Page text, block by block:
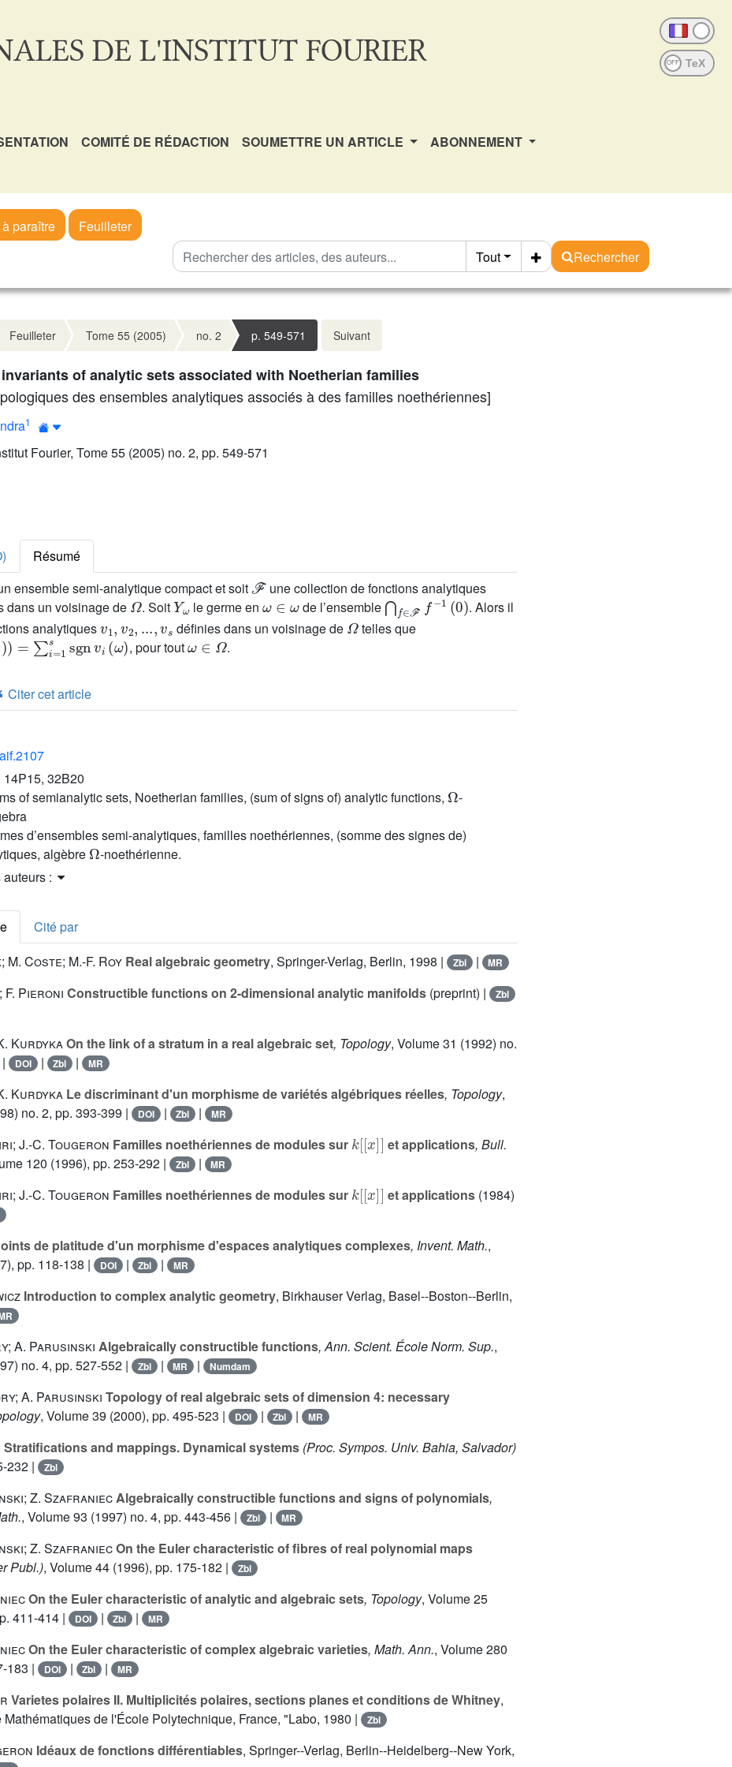
DE L'INSTITUT FOURIER OFF
COMITÉ DE RÉDACTION SOUMETTRE UN ARTICLE ABONNEMENT
paraître
Feuilleter
Tout
Rechercher
Feuilleter Tome 55 (2005) no. 2 p. 549-571 Suivant
of analytic sets associated with Noetherian families
des ensembles analytiques associés à des familles noethériennes]
1
Fourier, Tome 55 (2005) no. 2, pp. 549-571
Résumé
ensemble semi-analytique compact et soit
ℱ
une collection de fonctions analytiques
dans un voisinage de
Ω
. Soit
Yω
le germe en
ω∈ω
de l’ensemble
⋂f∈ℱf-1(0)
. Alors il
analytiques
v1,v 2,...,vs
définies dans un voisinage de
Ω
telles que
))=∑i=1ssgnvi(ω)
, pour tout
ω∈Ω
.
Citer cet article
14P15, 32B20
of semianalytic sets, Noetherian families, (sum of signs of) analytic functions,
-
d’ensembles semi-analytiques, familles noethériennes, (somme des signes de)
algèbre
Ω
-noethérienne.
:
Cité par
M. Coste; M.-F. Roy Real algebraic geometry, Springer-Verlag, Berlin, 1998 | Zbl | MR
F. Pieroni Constructible functions on 2-dimensional analytic manifolds (preprint) | Zbl
KurdykaOn the link of a stratum in a real algebraic set, Topology, Volume 31 (1992) no.
DOI | Zbl | MR
Kurdyka Le discriminant d'un morphisme de variétés algébriques réelles, Topology,
no. 2, pp. 393-399 | DOI | Zbl | MR
J.-C. Tougeron Familles noethériennes de modules sur
[[ x]
et applications, Bull.
120 (1996), pp. 253-292 | Zbl | MR
J.-C. Tougeron Familles noethériennes de modules sur
[[ x]
et applications(1984)
de platitude d'un morphisme d'espaces analytiques complexes, Invent. Math.,
pp. 118-138 | DOI | Zbl | MR
Introduction to complex analytic geometry, Birkhauser Verlag, Basel--Boston--Berlin,
A. Parusinski Algebraically constructible functions, Ann. Scient. École Norm. Sup.,
no. 4, pp. 527-552 | Zbl | MR | Numdam
A. Parusinski Topology of real algebraic sets of dimension 4: necessary
, Volume 39 (2000), pp. 495-523 | DOI | Zbl | MR
Stratifications and mappings. Dynamical systems (Proc. Sympos. Univ. Bahia, Salvador)
232 |
Zbl
Z. SzafraniecAlgebraically constructible functions and signs of polynomials,
, Volume 93 (1997) no. 4, pp. 443-456 | Zbl | MR
Z. SzafraniecOn the Euler characteristic of fibres of real polynomial maps
Publ.), Volume 44 (1996), pp. 175-182 | Zbl
On the Euler characteristic of analytic and algebraic sets, Topology, Volume 25
411-414 |
DOI | Zbl | MR
On the Euler characteristic of complex algebraic varieties, Math. Ann., Volume 280
183 |
DOI | Zbl | MR
Varietes polaires II. Multiplicités polaires, sections planes et conditions de Whitney,
Mathématiques de l'École Polytechnique, France, "Labo, 1980 | Zbl
Idéaux de fonctions différentiables, Springer--Verlag, Berlin--Heidelberg--New York,